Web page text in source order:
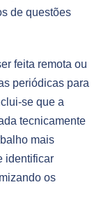
de questões
feita remota ou
periódicas para
se que a
tecnicamente
mais
identificar
os